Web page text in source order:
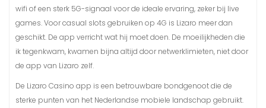
wifi of een sterk 5G-signaal voor de ideale ervaring, zeker bij live
games. Voor casual slots gebruiken op 4G is Lizaro meer dan
geschikt. De app verricht wat hij moet doen. De moeilijkheden die
ik tegenkwam, kwamen bijna altijd door netwerklimieten, niet door
de app van Lizaro zelf.
De Lizaro Casino app is een betrouwbare bondgenoot die de
sterke punten van het Nederlandse mobiele landschap gebruikt.